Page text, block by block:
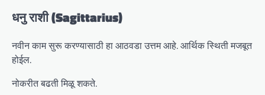
धनु राशी (Sagittarius)
नवीन काम सुरू करण्यासाठी हा आठवडा उत्तम आहे. आर्थिक स्थिती मजबूत
होईल.
नोकरीत बढती मिळू शकते.